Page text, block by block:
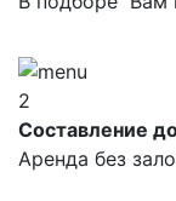
2
Составление
Аренда без